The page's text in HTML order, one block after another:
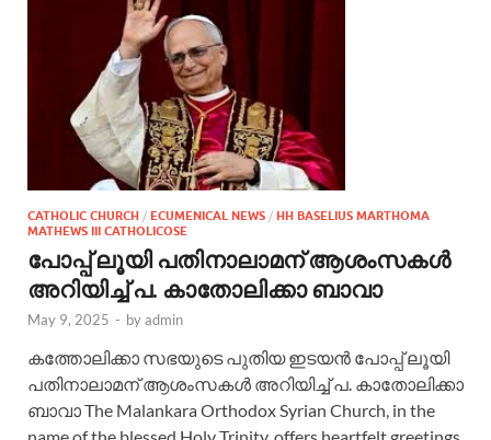
CATHOLIC CHURCH / ECUMENICAL NEWS / HH BASELIUS MARTHOMA
MATHEWS III CATHOLICOSE
പോപ്പ് ലൂയി പതിനാലാമന് ആശംസകൾ
അറിയിച്ച് പ. കാതോലിക്കാ ബാവാ
May 9, 2025 - byadmin
കത്തോലിക്കാ സഭയുടെ പുതിയ ഇടയൻ പോപ്പ് ലൂയി
പതിനാലാമന് ആശംസകൾ അറിയിച്ച് പ. കാതോലിക്കാ
ബാവാ The Malankara Orthodox Syrian Church, in the